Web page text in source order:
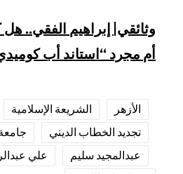
وثائقي| إبراهيم الفقي.. هل
أم مجرد “استاند أب
الأزهر
الشريعة الإسلامية
تجديد الخطاب الديني
عبدالمجيد سليم
علي